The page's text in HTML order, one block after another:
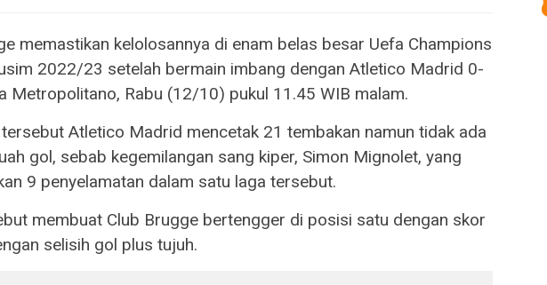
memastikan kelolosannya di enam belas besar Uefa Champions
2022/23 setelah bermain imbang dengan Atletico Madrid 0-
Metropolitano, Rabu (12/10) pukul 11.45 WIB malam.
Atletico Madrid mencetak 21 tembakan namun tidak ada
gol, sebab kegemilangan sang kiper, Simon Mignolet, yang
9 penyelamatan dalam satu laga tersebut.
membuat Club Brugge bertengger di posisi satu dengan skor
selisih gol plus tujuh.